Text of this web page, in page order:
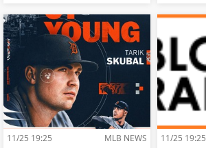
11/25 19:25 MLB NEWS 11/25 19:25